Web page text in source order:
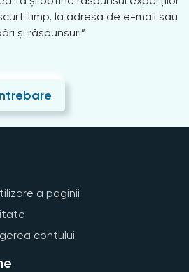
timp, la adresa de e-mail sau
și răspunsuri”
a paginii
contului